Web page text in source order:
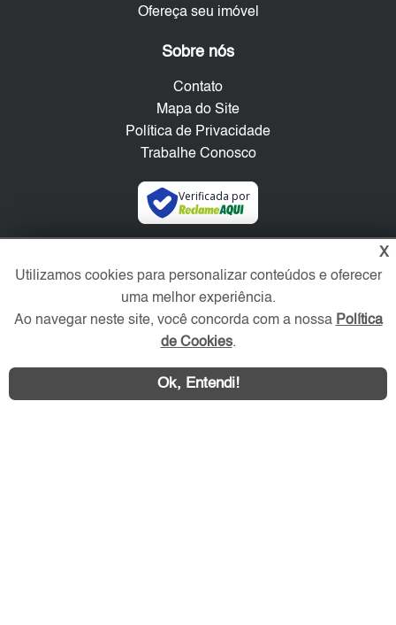
Ofereça seu imóvel
Sobre nós
Contato
Mapa do Site
Política de Privacidade
Trabalhe Conosco
Verificada por
X
Utilizamos cookies para personalizar conteúdos e oferecer
uma melhor experiência.
Ao navegar neste site, você concorda com a nossa Política
de Cookies.
Ok, Entendi!